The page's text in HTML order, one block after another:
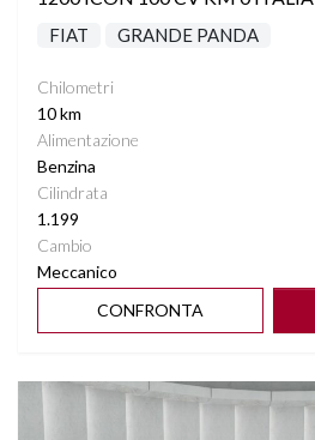
FIAT GRANDE PANDA
Chilometri
10 km
Alimentazione
Benzina
Cilindrata
1.199
Cambio
Meccanico
CONFRONTA
Vedi dettagli